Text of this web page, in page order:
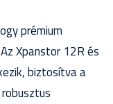
prémium
Xpanstor 12R és
biztosítva a